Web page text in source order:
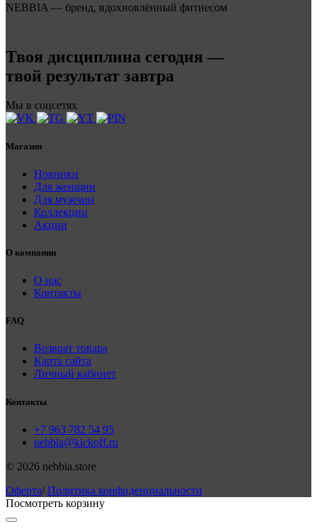
NEBBIA — бренд, вдохновлённый фитнесом
Твоя дисциплина сегодня —
твой результат завтра
Мы в соцсетях
Магазин
Новинки
Для женщин
Для мужчин
Коллекции
Акции
О компании
О нас
Контакты
FAQ
Возврат товара
Карта сайта
Личный кабинет
Контакты
+7 963 782 54 95
nebbia@kickoff.ru
© 2026 nebbia.store
Оферта/ Политика конфиденциальности
Посмотреть корзину